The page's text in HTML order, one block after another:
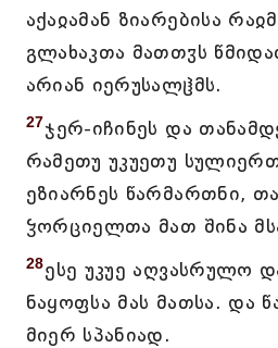
აქაჲამან ზიარებისა
გლახაკთა მათთჳს
არიან იერუსალჱმს.
27ჯერ-იჩინეს და
რამეთუ უკუეთუ
ეზიარნეს წარმართნი,
ჴორციელთა მათ შინა
28ესე უკუე აღვასრულო
ნაყოფსა მას მათსა. და
მიერ სპანიად.